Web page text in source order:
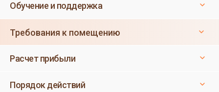
Обучение и поддержка
Требования к помещению
Расчет прибыли
Порядок действий